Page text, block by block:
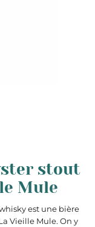
stout
Mule
est une bière
Vieille Mule. On y